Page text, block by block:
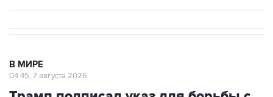
В МИРЕ
04:45, 7 августа 2026